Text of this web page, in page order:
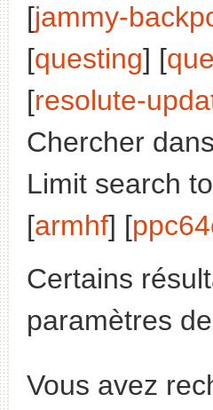
[jammy-
[questing] [
[resolute-
Chercher dans
Limit search
[armhf] [
Certains
paramètres
Vous avez